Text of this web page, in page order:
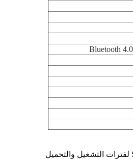
مجهزة بثنائي فتحات DDR4 SO-DIMM ، يمكن أن تحتوي على ما يصل إلى 64GB من الذاكرة ، مما يضمن تعدد المهام السلس وتجارب الألعاب السلسة.2 2280 SSD لفترات التشغيل والتحميل